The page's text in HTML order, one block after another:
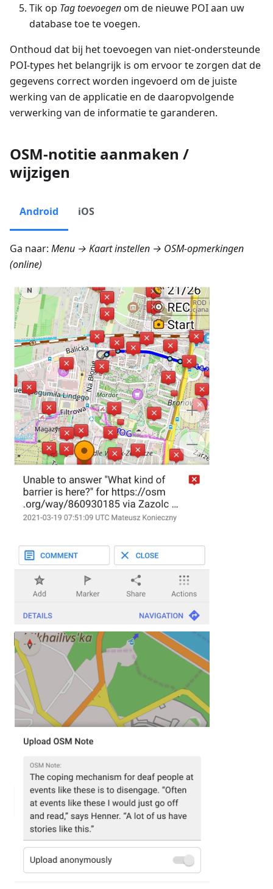
Tik op Tag toevoegenom de nieuwe POI aan uw
database toe te voegen.
Onthoud dat bij het toevoegen van niet-ondersteunde
POI-types het belangrijk is om ervoor te zorgen dat de
gegevens correct worden ingevoerd om de juiste
werking van de applicatie en de daaropvolgende
verwerking van de informatie te garanderen.
OSM-notitie aanmaken /
wijzigen
Android iOS
Ga naar: Menu → Kaart instellen → OSM-opmerkingen
(online)